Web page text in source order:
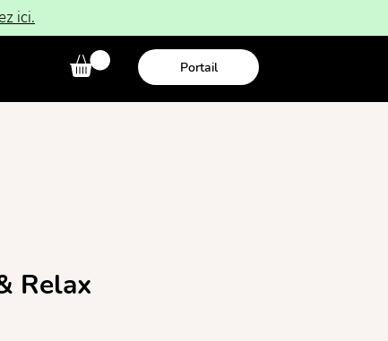
ici.
Portail
Relax